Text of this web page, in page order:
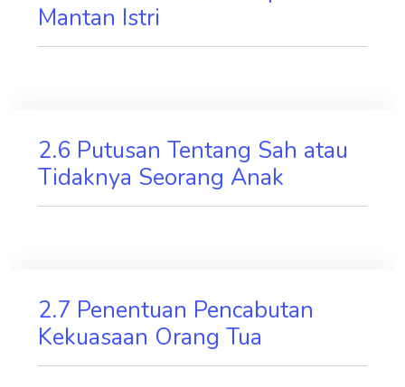
Mantan Istri
2.6 Putusan Tentang Sah atau
Tidaknya Seorang Anak
2.7 Penentuan Pencabutan
Kekuasaan Orang Tua